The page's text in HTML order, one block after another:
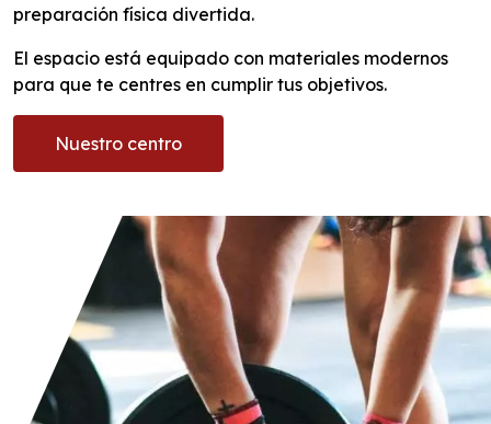
preparación física divertida.
El espacio está equipado con materiales modernos
para que te centres en cumplir tus objetivos.
Nuestro centro